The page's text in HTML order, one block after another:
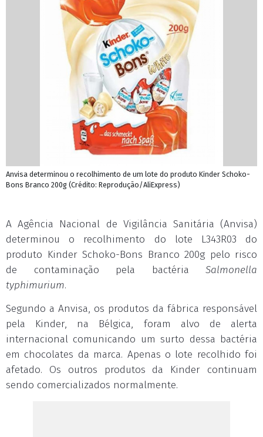
Anvisa determinou o recolhimento de um lote do produto Kinder Schoko-
Bons Branco 200g (Crédito: Reprodução/AliExpress)
A Agência Nacional de Vigilância Sanitária (Anvisa)
determinou o recolhimento do lote L343R03 do
produto Kinder Schoko-Bons Branco 200g pelo risco
de contaminação pela bactéria Salmonella
typhimurium.
Segundo a Anvisa, os produtos da fábrica responsável
pela Kinder, na Bélgica, foram alvo de alerta
internacional comunicando um surto dessa bactéria
em chocolates da marca. Apenas o lote recolhido foi
afetado. Os outros produtos da Kinder continuam
sendo comercializados normalmente.